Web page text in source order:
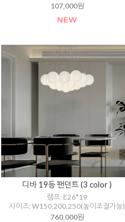
107,000원
디바 19등 팬던트 (3 color )
램프: E26*19
사이즈: W150,200,250(높이조절가능)
760,000원